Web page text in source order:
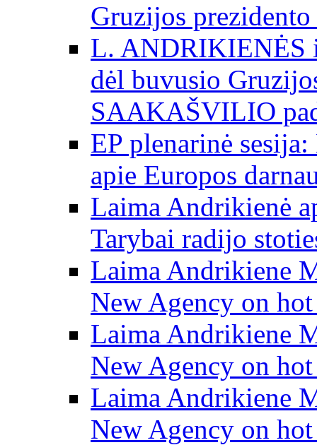
Gruzijos
L. ANDRIKIENĖS
dėl buvusio
SAAKAŠVILIO
EP plenarinė
apie Europos
Laima Andrikienė
Tarybai radijo
Laima Andrikiene
New Agency on
Laima Andrikiene
New Agency on
Laima Andrikiene
New Agency on